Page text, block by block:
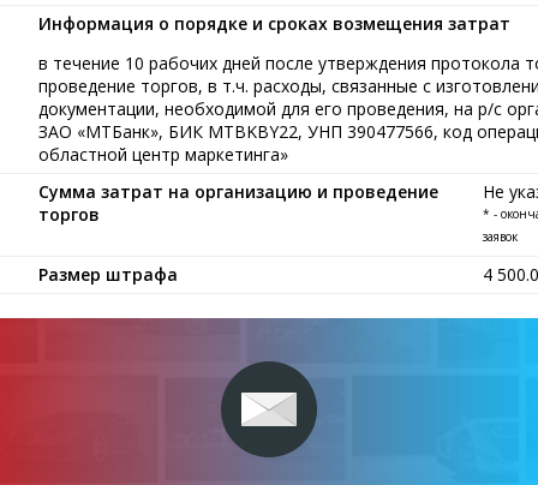
Информация о порядке и сроках возмещения затрат
в течение 10 рабочих дней после утверждения протокола
проведение торгов, в т.ч. расходы, связанные с
документации, необходимой для его проведения, на р/с
ЗАО «МТБанк», БИК MTBKBY22, УНП 390477566, код
областной центр маркетинга»
Сумма затрат на организацию и проведение
торгов
Не
* -
заявок
Размер штрафа 4